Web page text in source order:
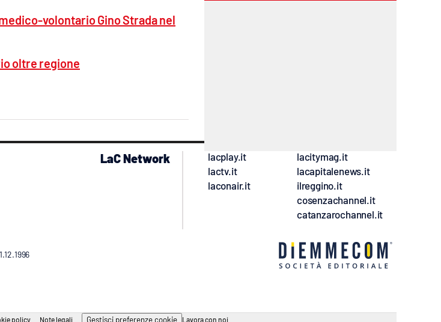
volontario Gino Strada nel
oltre regione
LaC Network
lacplay.it
lactv.it
laconair.it
lacitymag.it
lacapitalenews.it
ilreggino.it
cosenzachannel.it
catanzarochannel.it
policy Note legali Gestisci preferenze cookie Lavora con noi